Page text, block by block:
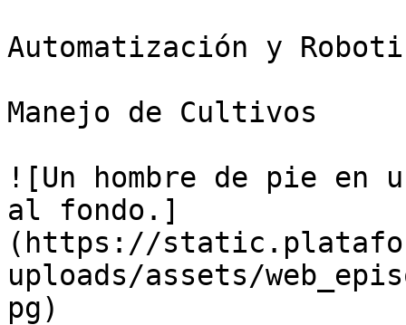
Automatización y
Manejo de Cultivos
![Un hombre de pie en
al fondo.]
(https://
uploads/assets/
pg)